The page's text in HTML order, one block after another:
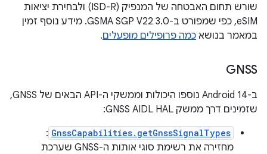
שורש תחום האבטחה של המנפיק (ISD-R) ולבחירת יציאות
eSIM, כפי שמפורט ב-GSMA SGP V22 3.0. מידע נוסף זמין
במאמר בנושא כמה פרופילים מופעלים.
GNSS
ב-Android 14 נוספו היכולות וממשקי ה-API הבאים של GNSS,
שזמינים דרך ממשק GNSS AIDL HAL:
GnssCapabilities.getGnssSignalTypes
מחזירה את רשימת סוגי אותות ה-GNSS שערכת